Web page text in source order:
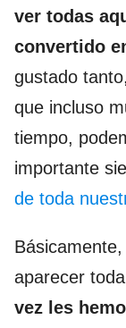
ver todas
convertido
gustado
que incluso
tiempo,
importante
de toda
aparecer
vez les